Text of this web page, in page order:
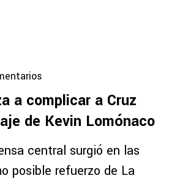
a complicar a Cruz
de Kevin Lomónaco
central surgió en las
posible refuerzo de La